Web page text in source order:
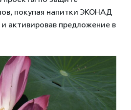
покупая напитки ЭКОНАД
активировав предложение в